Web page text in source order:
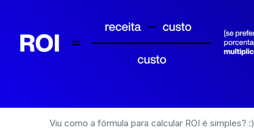
Viu como a fórmula para calcular ROI é simples? :)